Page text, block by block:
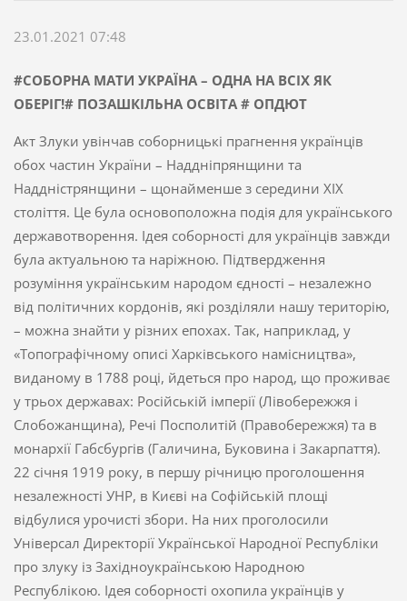
23.01.2021 07:48
#СОБОРНА МАТИ УКРАЇНА – ОДНА НА ВСІХ ЯК
ОБЕРІГ!#ПОЗАШКІЛЬНА ОСВІТА#ОПДЮТ
Акт Злуки увінчав соборницькі прагнення українців
обох частин України – Наддніпрянщини та
Наддністрянщини – щонайменше з середини XIX
століття. Це була основоположна подія для українського
державотворення. Ідея соборності для українців завжди
була актуальною та наріжною. Підтвердження
розуміння українським народом єдності – незалежно
від політичних кордонів, які розділяли нашу територію,
– можна знайти у різних епохах. Так, наприклад, у
«Топографічному описі Харківського намісництва»,
виданому в 1788 році, йдеться про народ, що проживає
у трьох державах: Російській імперії (Лівобережжя і
Слобожанщина), Речі Посполитій (Правобережжя) та в
монархії Габсбургів (Галичина, Буковина і Закарпаття).
22 січня 1919 року, в першу річницю проголошення
незалежності УНР, в Києві на Софійській площі
відбулися урочисті збори. На них проголосили
Універсал Директорії Української Народної Республіки
про злуку із Західноукраїнською Народною
Республікою. Ідея соборності охопила українців у